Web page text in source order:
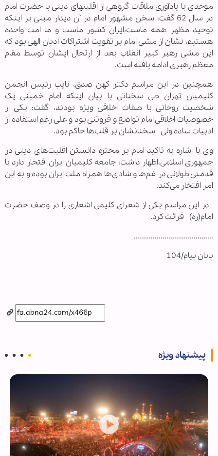
موحدی با یادآوری ملاقات گروهی از اقلیتهای دینی با حضرت امام
در سال 62 گفت: سخن مشهور امام در آن دیدار مبنی بر اینکه
توحید مظهر همه ماست،ایران کشور ماست و ما امت واحده
هستیم، نشان از مشی امام بر تقویت اشتراکات ادیان الهی بود که
این مشی رهبر کبیر انقلاب بعد از ارتحال ایشان توسط مقام
معظم رهبری ادامه یافته است.
همچنین در این مراسم دکتر کهن صدق، نایب رئیس انجمن
کلیمیان تهران طی سخنانی با بیان اینکه امام خمینی یک
شخصیت روحانی با صفات اخلاقی ویژه بودند‏، گفت: یکی از
خصوصیات اخلاقی امام تواضع و فروتنی بود و علی رغم استفاده از
ادبیات ساده ولی سخنانشان بر قلب‌ها حاکم بود.
وی با اشاره به تاکید امام بر محترم دانستن اقلیت‌های دینی در
جمهوری اسلامی‏،اظهار داشت: جامعه کلیمیان ایران افتخار دارد با
قدمتی طولانی در غم‌ها و شادی‌ها همراه ملت ایران بوده و به این
امر افتخار می‌کند.
در این مراسم یکی از شعرای کلیمی اشعاری را در وصف حضرت
امام(ره) قرائت کرد.
.........................................
پایان پیام/104
پیشنهاد ویژه